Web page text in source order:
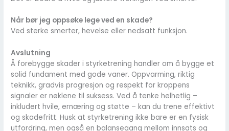
Når bør jeg oppsøke lege ved en skade?
Ved sterke smerter, hevelse eller nedsatt funksjon.
Avslutning
Å forebygge skader i styrketrening handler om å bygge et
solid fundament med gode vaner. Oppvarming, riktig
teknikk, gradvis progresjon og respekt for kroppens
signaler er nøklene til suksess. Ved å tenke helhetlig –
inkludert hvile, ernæring og støtte – kan du trene effektivt
og skadefritt. Husk at styrketrening ikke bare er en fysisk
utfordring, men også en balansegang mellom innsats og